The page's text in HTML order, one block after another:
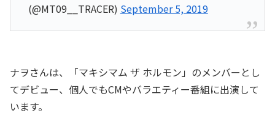
(@MT09__TRACER) September 5, 2019
ナヲさんは、「マキシマム ザ ホルモン」のメンバーとし
てデビュー、個人でもCMやバラエティー番組に出演して
います。